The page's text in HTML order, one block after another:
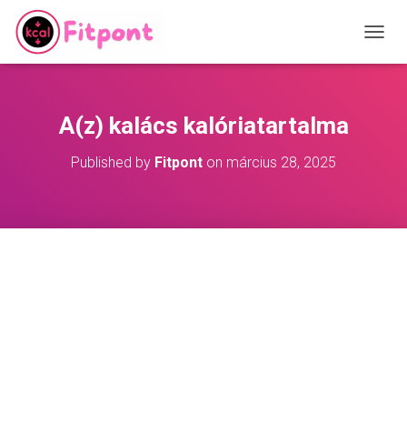
O
A(z) kalács kalóriatartalma
Published by Fitpont on március 28, 2025